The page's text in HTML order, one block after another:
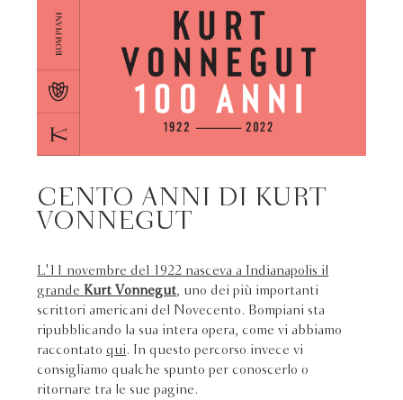
CENTO ANNI DI KURT
VONNEGUT
L'11 novembre del 1922 nasceva a Indianapolis il
grande Kurt Vonnegut, uno dei più importanti
scrittori americani del Novecento. Bompiani sta
ripubblicando la sua intera opera, come vi abbiamo
raccontatoqui . In questo percorso invece vi
consigliamo qualche spunto per conoscerlo o
ritornare tra le sue pagine.